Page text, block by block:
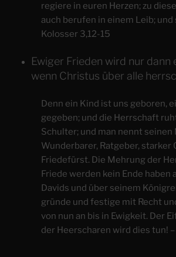
regiere in euren Herzen; zu
auch berufen in einem Leib; und
Kolosser 3,12-15
Ewiger Frieden wird nur dann
wenn Christus über alle
Denn ein Kind ist uns geboren,
gegeben; und die Herrschaft
Schulter; und man nennt seinen
Wunderbarer, Ratgeber, starker
Friedefürst. Die Mehrung der
Friede werden kein Ende haben
Davids und über seinem
gründe und festige mit Recht
von nun an bis in Ewigkeit. Der
der Heerscharen wird dies tun!